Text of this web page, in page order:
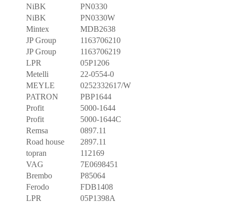
NiBK
PN0330
NiBK
PN0330W
Mintex
MDB2638
JP Group
1163706210
JP Group
1163706219
LPR
05P1206
Metelli
22-0554-0
MEYLE
0252332617/W
PATRON
PBP1644
Profit
5000-1644
Profit
5000-1644C
Remsa
0897.11
Road house
2897.11
topran
112169
VAG
7E0698451
Brembo
P85064
Ferodo
FDB1408
LPR
05P1398A